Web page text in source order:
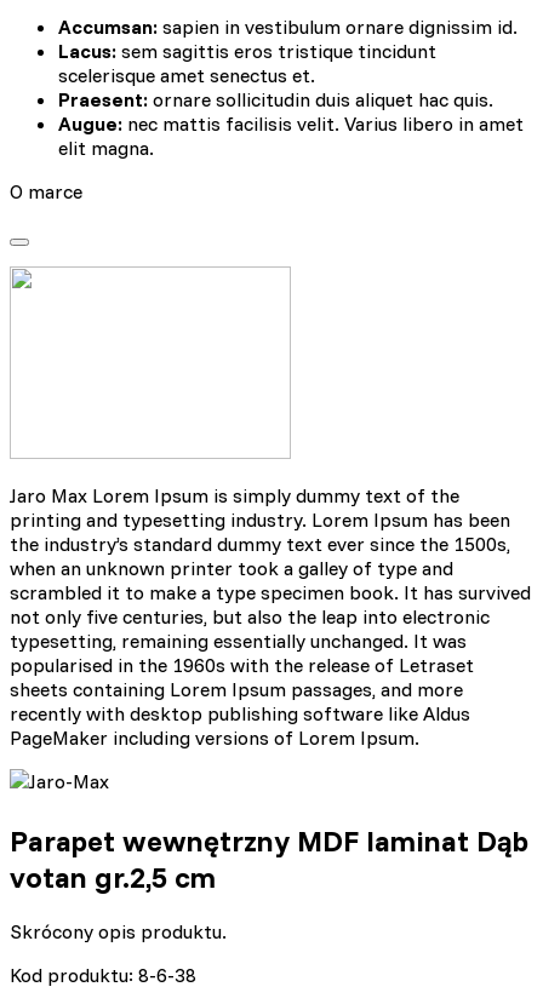
Accumsan: sapien in vestibulum ornare dignissim id.
Lacus: sem sagittis eros tristique tincidunt
scelerisque amet senectus et.
Praesent: ornare sollicitudin duis aliquet hac quis.
Augue: nec mattis facilisis velit. Varius libero in amet
elit magna.
O marce
Jaro Max Lorem Ipsum is simply dummy text of the
printing and typesetting industry. Lorem Ipsum has been
the industry’s standard dummy text ever since the 1500s,
when an unknown printer took a galley of type and
scrambled it to make a type specimen book. It has survived
not only five centuries, but also the leap into electronic
typesetting, remaining essentially unchanged. It was
popularised in the 1960s with the release of Letraset
sheets containing Lorem Ipsum passages, and more
recently with desktop publishing software like Aldus
PageMaker including versions of Lorem Ipsum.
Parapet wewnętrzny MDF laminat Dąb
votan gr.2,5 cm
Skrócony opis produktu.
Kod produktu: 8-6-38